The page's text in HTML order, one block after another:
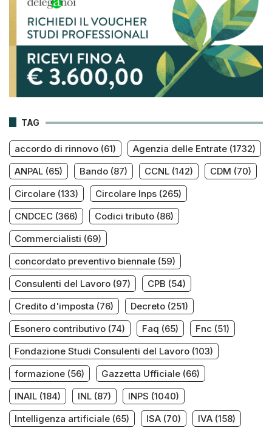
TAG
accordo di rinnovo (61) Agenzia delle Entrate (1732)
ANPAL (65) Bando (87) CCNL (142) CDM (70)
Circolare (133) Circolare Inps (265)
CNDCEC (366) Codici tributo (86)
Commercialisti (69)
concordato preventivo biennale (59)
Consulenti del Lavoro (97) CPB (54)
Credito d'imposta (76) Decreto (251)
Esonero contributivo (74) Faq (65) Fnc (51)
Fondazione Studi Consulenti del Lavoro (103)
formazione (56) Gazzetta Ufficiale (66)
INAIL (184) INL (87) INPS (1040)
Intelligenza artificiale (65) ISA (70) IVA (158)